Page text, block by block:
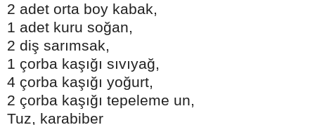
2 adet orta boy kabak,
1 adet kuru soğan,
2 diş sarımsak,
1 çorba kaşığı sıvıyağ,
4 çorba kaşığı yoğurt,
2 çorba kaşığı tepeleme un,
Tuz, karabiber